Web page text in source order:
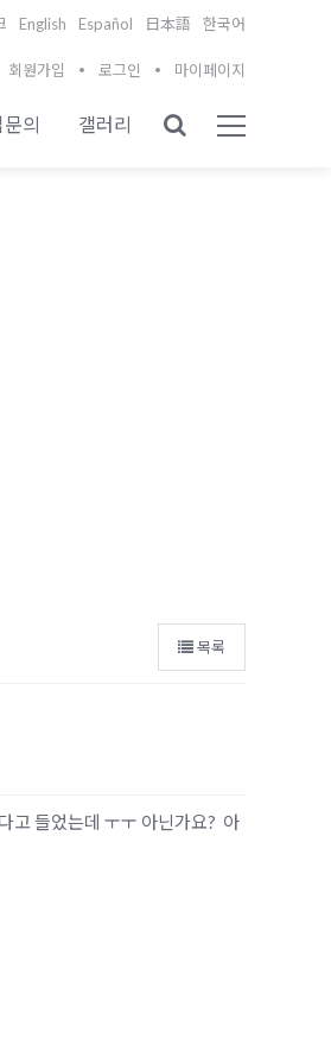
English Español 日本語 한국어
회원가입 로그인 마이페이지
의 갤러리
목록
고 들었는데 ㅜㅜ 아닌가요? 아